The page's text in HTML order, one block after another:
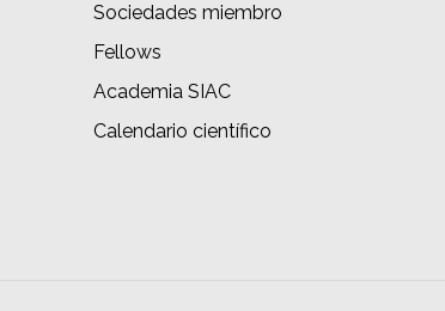
Sociedades miembro
Fellows
Academia SIAC
Calendario científico